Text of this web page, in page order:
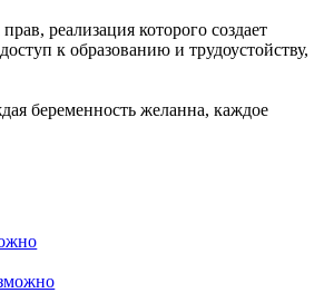
реализация которого создает
к образованию и трудоустойству,
беременность желанна, каждое